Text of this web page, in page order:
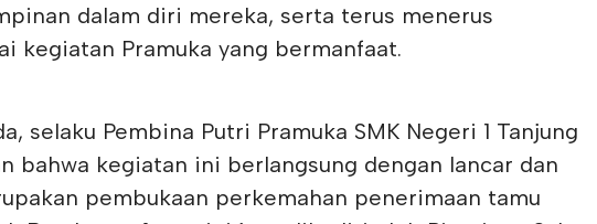
dalam diri mereka, serta terus menerus
kegiatan Pramuka yang bermanfaat.
selaku Pembina Putri Pramuka SMK Negeri 1 Tanjung
bahwa kegiatan ini berlangsung dengan lancar dan
pembukaan perkemahan penerimaan tamu